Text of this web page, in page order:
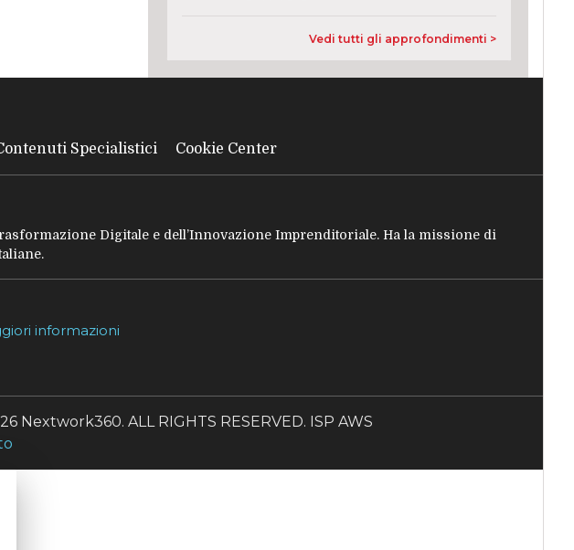
Vedi tutti gli approfondimenti >
Specialistici Cookie Center
Digitale e dell’Innovazione Imprenditoriale. Ha la missione di
informazioni
Nextwork360. ALL RIGHTS RESERVED. ISP AWS